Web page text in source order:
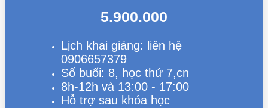
5.900.000
Lịch khai giảng: liên hệ
0906657379
Số buổi: 8, học thứ 7,cn
8h-12h và 13:00 - 17:00
Hỗ trợ sau khóa học